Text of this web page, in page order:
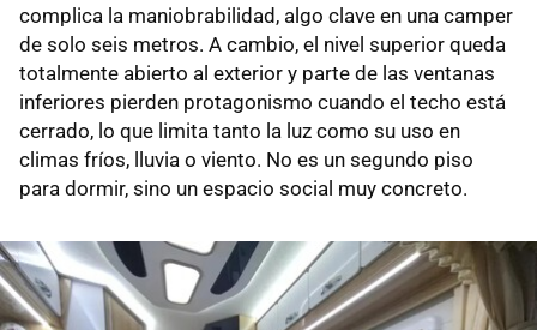
complica la maniobrabilidad, algo clave en una camper
de solo seis metros. A cambio, el nivel superior queda
totalmente abierto al exterior y parte de las ventanas
inferiores pierden protagonismo cuando el techo está
cerrado, lo que limita tanto la luz como su uso en
climas fríos, lluvia o viento. No es un segundo piso
para dormir, sino un espacio social muy concreto.